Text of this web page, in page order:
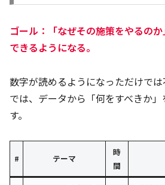
ゴール：「なぜその施策をやるの
できるようになる。
数字が読めるようになっただけで
では、データから「何をすべきか
す。
# テーマ
時
間